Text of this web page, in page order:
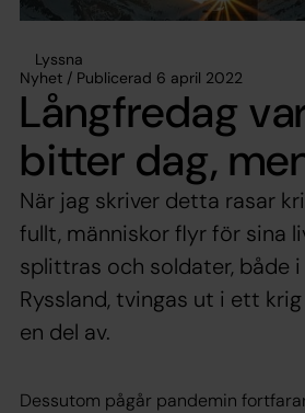
Lyssna
Nyhet / Publicerad 6 april 2022
Långfredag
bitter dag,
När jag skriver detta rasar
fullt, människor flyr för sina
splittras och soldater, både
Ryssland, tvingas ut i ett
en del av.
Dessutom pågår pandemin